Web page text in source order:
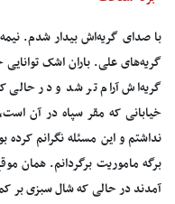
با صدای گریه‌اش بیدار شدم.
گریه‌های علی. باران اشک
گریه‌اش آرام تر شد و در
خیابانی که مقر سپاه در آن
نداشتم و این مسئله نگرانم
برگه ماموریت برگردانم.
آمدند در حالی که شال سبزی بر